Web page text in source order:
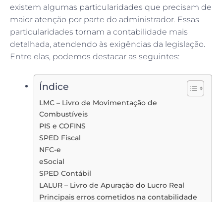
existem algumas particularidades que precisam de
maior atenção por parte do administrador. Essas
particularidades tornam a contabilidade mais
detalhada, atendendo às exigências da legislação.
Entre elas, podemos destacar as seguintes:
Índice
LMC – Livro de Movimentação de
Combustíveis
PIS e COFINS
SPED Fiscal
NFC-e
eSocial
SPED Contábil
LALUR – Livro de Apuração do Lucro Real
Principais erros cometidos na contabilidade